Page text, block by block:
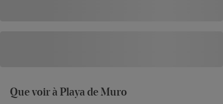
Que voir à Playa de Muro